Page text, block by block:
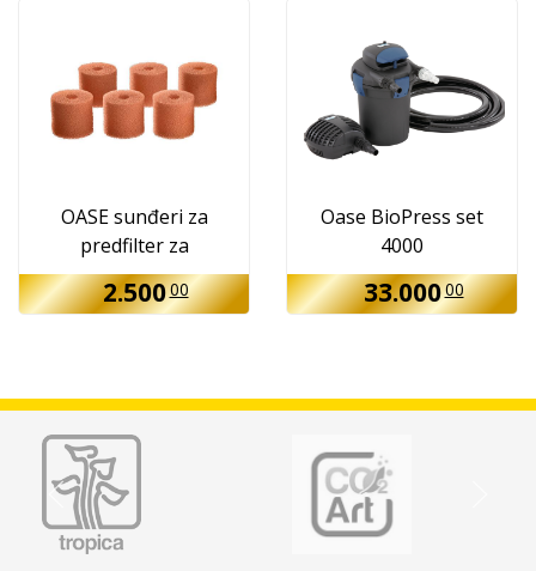
OASE sunđeri za
predfilter za
Biomaster filtere 30ppi
6kom
2.50000
Oase BioPress set
4000
33.00000